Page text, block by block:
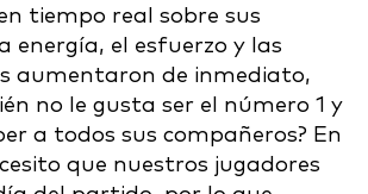
tiempo real sobre sus
energía, el esfuerzo y las
aumentaron de inmediato,
no le gusta ser el número 1 y
a todos sus compañeros? En
que nuestros jugadores